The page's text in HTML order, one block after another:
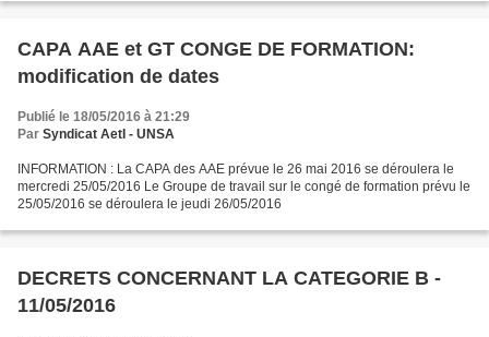
CAPA AAE et GT CONGE DE FORMATION:
modification de dates
Publié le 18/05/2016 à 21:29
Par Syndicat AetI - UNSA
INFORMATION : La CAPA des AAE prévue le 26 mai 2016 se déroulera le
mercredi 25/05/2016 Le Groupe de travail sur le congé de formation prévu le
25/05/2016 se déroulera le jeudi 26/05/2016
DECRETS CONCERNANT LA CATEGORIE B -
11/05/2016